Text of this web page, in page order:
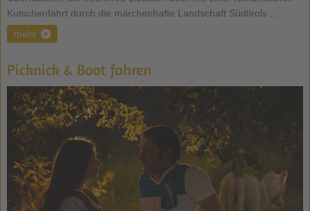
Kutschenfahrt durch die märchenhafte Landschaft Südtirols ...
mehr
Picknick & Boot fahren